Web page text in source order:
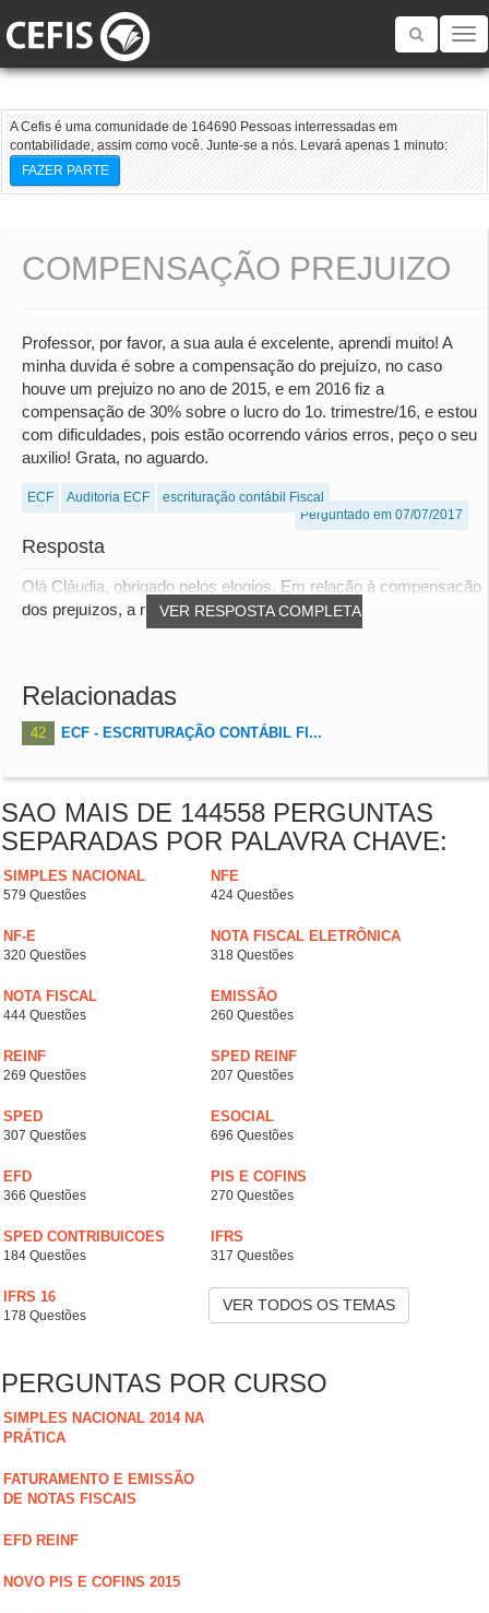
Toggle
A Cefis é uma comunidade de 164690 Pessoas interressadas em
contabilidade, assim como você. Junte-se a nós. Levará apenas 1 minuto:
FAZER PARTE
COMPENSAÇÃO PREJUIZO
Professor, por favor, a sua aula é excelente, aprendi muito! A
minha duvida é sobre a compensação do prejuízo, no caso
houve um prejuizo no ano de 2015, e em 2016 fiz a
compensação de 30% sobre o lucro do 1o. trimestre/16, e estou
com dificuldades, pois estão ocorrendo vários erros, peço o seu
auxilio! Grata, no aguardo.
ECF Auditoria ECF
escrituração contábil Fiscal
Perguntado em 07/07/2017
Resposta
VER RESPOSTA COMPLETA
Olá Cláudia, obrigado pelos elogios. Em relação à compensação
dos prejuízos, a mesma é limitada em 3...
Relacionadas
42 ECF - ESCRITURAÇÃO CONTÁBIL FI...
SAO MAIS DE 144558 PERGUNTAS
SEPARADAS POR PALAVRA CHAVE:
SIMPLES NACIONAL
579 Questões
NFE
424 Questões
NF-E
320 Questões
NOTA FISCAL ELETRÔNICA
318 Questões
NOTA FISCAL
444 Questões
EMISSÃO
260 Questões
REINF
269 Questões
SPED REINF
207 Questões
SPED
307 Questões
ESOCIAL
696 Questões
EFD
366 Questões
PIS E COFINS
270 Questões
SPED CONTRIBUICOES
184 Questões
IFRS
317 Questões
IFRS 16
178 Questões
VER TODOS OS TEMAS
PERGUNTAS POR CURSO
SIMPLES NACIONAL 2014 NA
PRÁTICA
FATURAMENTO E EMISSÃO
DE NOTAS FISCAIS
EFD REINF
NOVO PIS E COFINS 2015